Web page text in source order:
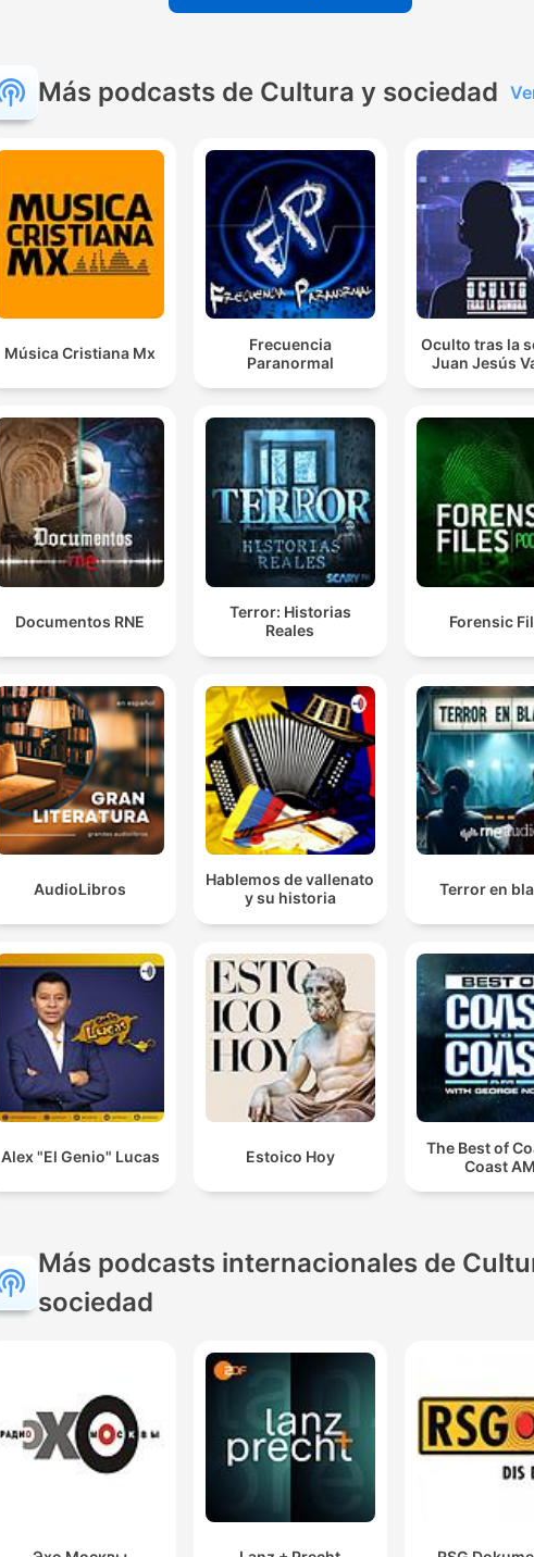
Más podcasts de Cultura y sociedad
Música Cristiana Mx
Frecuencia
Paranormal
Oculto tras la
Juan Jesús
Documentos RNE
Terror: Historias
Reales
Forensic
AudioLibros
Hablemos de vallenato
y su historia
Terror en
Alex "El Genio" Lucas Estoico Hoy
The Best of
Coast AM
Más podcasts internacionales de
sociedad